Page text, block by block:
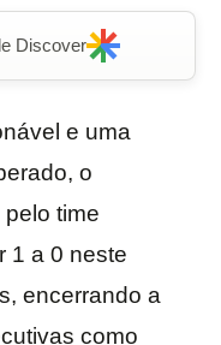
Discover
e uma
o
time
1 a 0 neste
encerrando a
como